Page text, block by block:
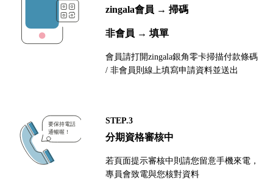
zingala會員 → 掃碼
非會員 → 填單
會員請打開zingala銀角零卡掃描付款條碼
/ 非會員則線上填寫申請資料並送出
STEP.3
分期資格審核中
若頁面提示審核中則請您留意手機來電，
專員會致電與您核對資料